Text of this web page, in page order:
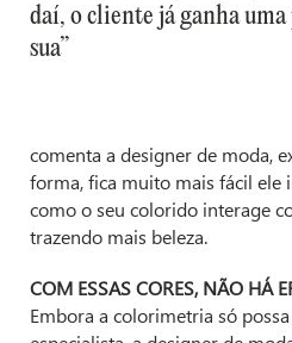
daí, o cliente já ganha
sua”
comenta a designer de moda,
forma, fica muito mais fácil ele
como o seu colorido interage
trazendo mais beleza.
COM ESSAS CORES, NÃO HÁ
Embora a colorimetria só